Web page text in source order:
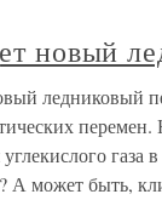
новый
ледниковый
А может быть,